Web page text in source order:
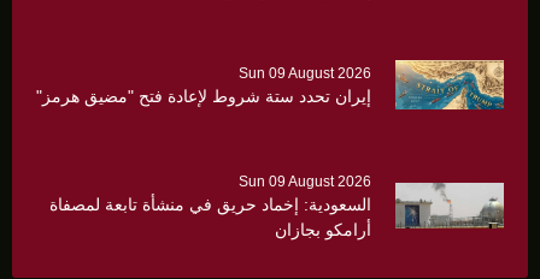
Sun 09 August 2026
إيران تحدد ستة شروط لإعادة فتح "مضيق هرمز"
Sun 09 August 2026
السعودية: إخماد حريق في منشأة تابعة لمصفاة
أرامكو بجازان